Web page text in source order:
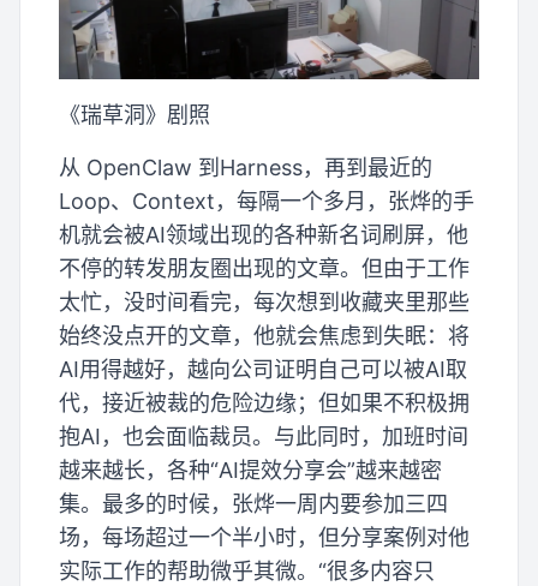
《瑞草洞》剧照
从 OpenClaw 到Harness，再到最近的
Loop、Context，每隔一个多月，张烨的手
机就会被AI领域出现的各种新名词刷屏，他
不停的转发朋友圈出现的文章。但由于工作
太忙，没时间看完，每次想到收藏夹里那些
始终没点开的文章，他就会焦虑到失眠：将
AI用得越好，越向公司证明自己可以被AI取
代，接近被裁的危险边缘；但如果不积极拥
抱AI，也会面临裁员。与此同时，加班时间
越来越长，各种“AI提效分享会”越来越密
集。最多的时候，张烨一周内要参加三四
场，每场超过一个半小时，但分享案例对他
实际工作的帮助微乎其微。“很多内容只